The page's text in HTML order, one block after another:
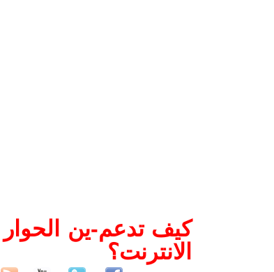
كيف تدعم-ين الحوار
الانترنت؟